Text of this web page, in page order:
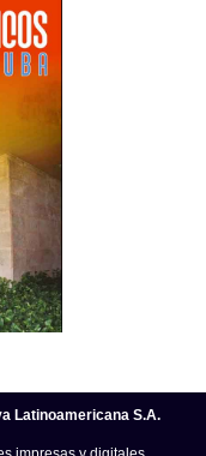
Latinoamericana S.A.